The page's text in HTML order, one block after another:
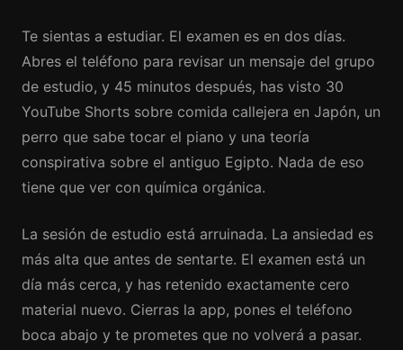
Te sientas a estudiar. El examen es en dos días.
Abres el teléfono para revisar un mensaje del grupo
de estudio, y 45 minutos después, has visto 30
YouTube Shorts sobre comida callejera en Japón, un
perro que sabe tocar el piano y una teoría
conspirativa sobre el antiguo Egipto. Nada de eso
tiene que ver con química orgánica.
La sesión de estudio está arruinada. La ansiedad es
más alta que antes de sentarte. El examen está un
día más cerca, y has retenido exactamente cero
material nuevo. Cierras la app, pones el teléfono
boca abajo y te prometes que no volverá a pasar.